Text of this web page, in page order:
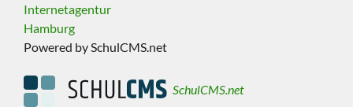
Internetagentur
Hamburg
Powered by SchulCMS.net
SchulCMS.net